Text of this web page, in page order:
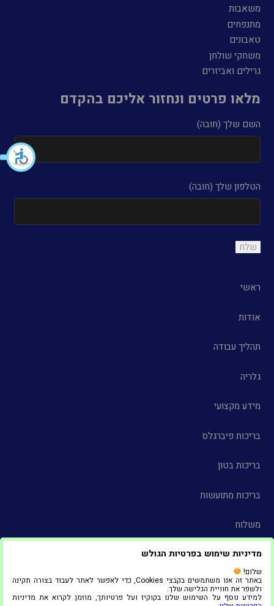
מדיניות שימוש בפרטיות הגולש
שלום!
באתר זה אנו משתמשים בקבצי Cookies, כדי לאפשר לאתר לעבוד בצורה תקינה
ולשפר את חוויית הגלישה שלך.
למידע נוסף על השימוש שלנו בקוקיז ועל פרטיותך, מוזמן לקרוא את מדיניות
משאבות
מתנפחים
טאבונים
משחקי שולחן
גרילים ואביזרים
מלאו פרטים ונחזור אליכם בהקדם
השם שלך (חובה)
הטלפון שלך (חובה)
ראשי
אודות
תהליך עבודה
גלריה
מידע מקצועי
בריכות פיברגלס
בריכות בטון
בריכות מתועשות
משלוח
צור קשר
הצהרת נגישות